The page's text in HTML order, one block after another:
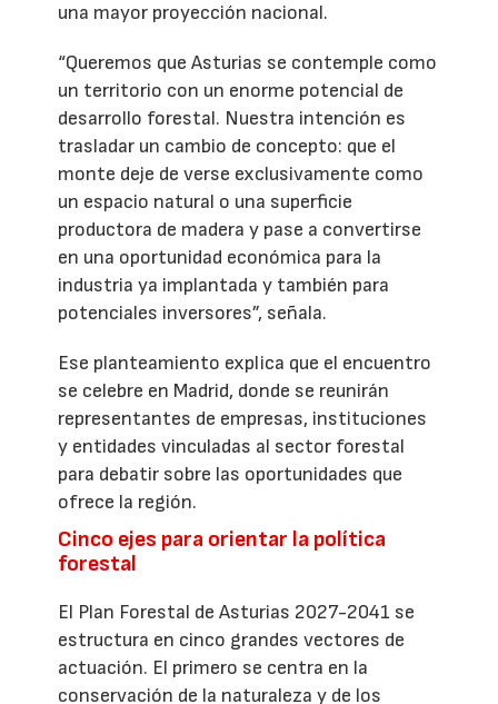
una mayor proyección nacional.
“Queremos que Asturias se contemple como
un territorio con un enorme potencial de
desarrollo forestal. Nuestra intención es
trasladar un cambio de concepto: que el
monte deje de verse exclusivamente como
un espacio natural o una superficie
productora de madera y pase a convertirse
en una oportunidad económica para la
industria ya implantada y también para
potenciales inversores”, señala.
Ese planteamiento explica que el encuentro
se celebre en Madrid, donde se reunirán
representantes de empresas, instituciones
y entidades vinculadas al sector forestal
para debatir sobre las oportunidades que
ofrece la región.
Cinco ejes para orientar la política
forestal
El Plan Forestal de Asturias 2027-2041 se
estructura en cinco grandes vectores de
actuación. El primero se centra en la
conservación de la naturaleza y de los